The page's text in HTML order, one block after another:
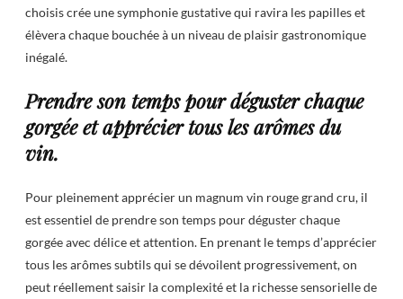
choisis crée une symphonie gustative qui ravira les papilles et
élèvera chaque bouchée à un niveau de plaisir gastronomique
inégalé.
Prendre son temps pour déguster chaque
gorgée et apprécier tous les arômes du
vin.
Pour pleinement apprécier un magnum vin rouge grand cru, il
est essentiel de prendre son temps pour déguster chaque
gorgée avec délice et attention. En prenant le temps d’apprécier
tous les arômes subtils qui se dévoilent progressivement, on
peut réellement saisir la complexité et la richesse sensorielle de